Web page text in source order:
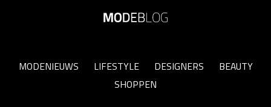
MODENIEUWS LIFESTYLE DESIGNERS
BEAUTY
SHOPPEN